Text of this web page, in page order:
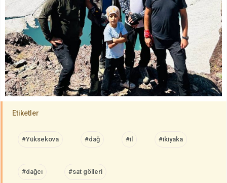
Etiketler
#Yüksekova #dağ #il #ikiyaka
#dağcı #sat gölleri